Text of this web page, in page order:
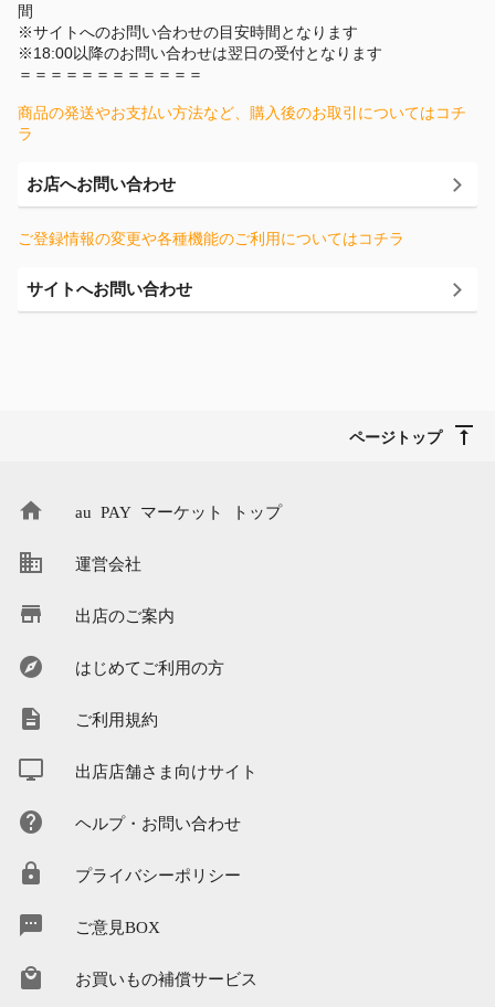
間
※サイトへのお問い合わせの目安時間となります
※18:00以降のお問い合わせは翌日の受付となります
＝＝＝＝＝＝＝＝＝＝＝＝
商品の発送やお支払い方法など、購入後のお取引についてはコチ
ラ
お店へお問い合わせ
ご登録情報の変更や各種機能のご利用についてはコチラ
サイトへお問い合わせ
ページトップ
au PAY マーケット トップ
運営会社
出店のご案内
はじめてご利用の方
ご利用規約
出店店舗さま向けサイト
ヘルプ・お問い合わせ
プライバシーポリシー
ご意見BOX
お買いもの補償サービス